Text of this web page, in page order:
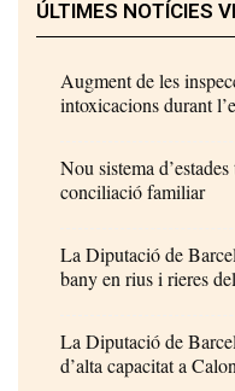
ÚLTIMES NOTÍCIES
Augment de les
intoxicacions durant
Nou sistema
conciliació familiar
La Diputació de
bany en rius i rieres
La Diputació de
d’alta capacitat a